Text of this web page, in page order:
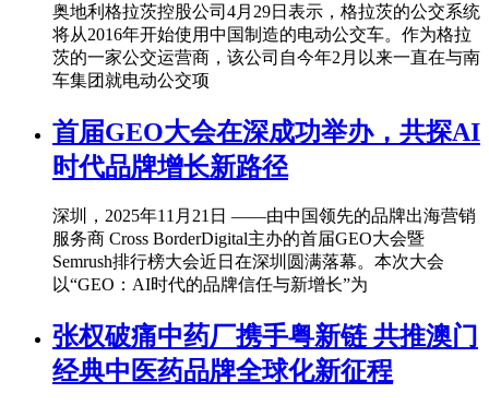
奥地利格拉茨控股公司4月29日表示，格拉茨的公交系统
将从2016年开始使用中国制造的电动公交车。作为格拉
茨的一家公交运营商，该公司自今年2月以来一直在与南
车集团就电动公交项
首届GEO大会在深成功举办，共探AI
时代品牌增长新路径
深圳，2025年11月21日 ——由中国领先的品牌出海营销
服务商 Cross BorderDigital主办的首届GEO大会暨
Semrush排行榜大会近日在深圳圆满落幕。本次大会
以“GEO：AI时代的品牌信任与新增长”为
张权破痛中药厂携手粤新链 共推澳门
经典中医药品牌全球化新征程